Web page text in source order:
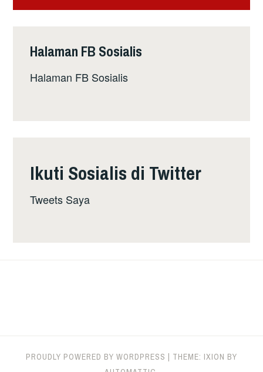
Halaman FB Sosialis
Halaman FB Sosialis
Ikuti Sosialis di Twitter
Tweets Saya
PROUDLY POWERED BY WORDPRESS | THEME: IXION BY